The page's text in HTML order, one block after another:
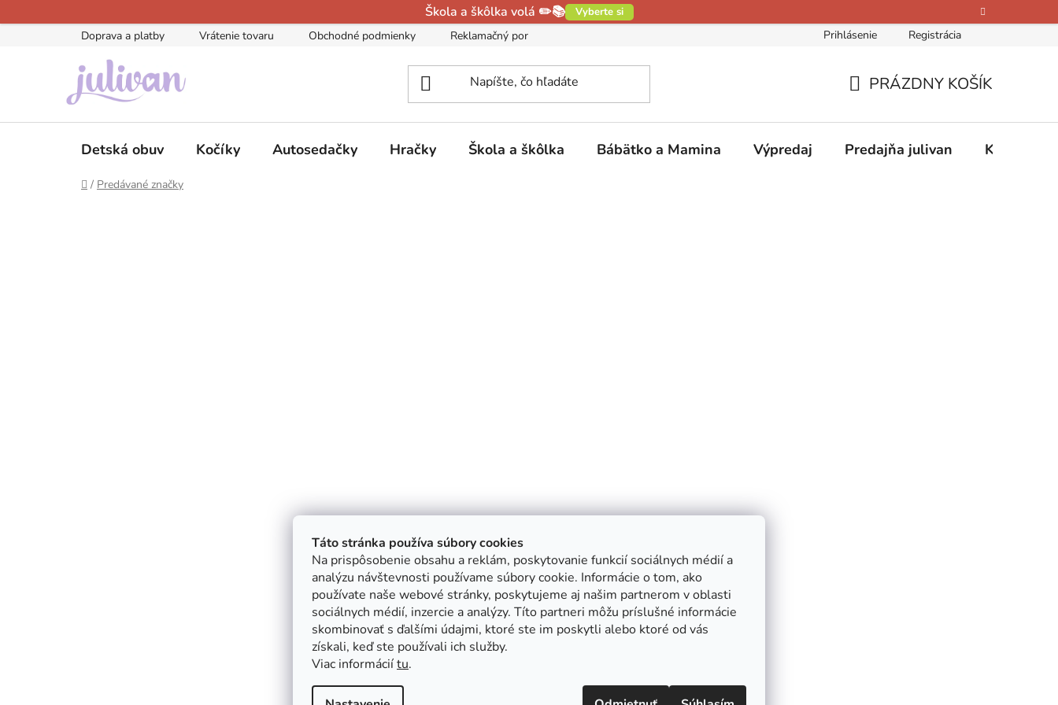
Táto stránka používa súbory cookies
Na prispôsobenie obsahu a reklám, poskytovanie funkcií sociálnych médií a
analýzu návštevnosti používame súbory cookie. Informácie o tom, ako
používate naše webové stránky, poskytujeme aj našim partnerom v oblasti
sociálnych médií, inzercie a analýzy. Títo partneri môžu príslušné informácie
skombinovať s ďalšími údajmi, ktoré ste im poskytli alebo ktoré od vás
získali, keď ste používali ich služby.
Viac informáciítu.
na
Škola a škôlka volá ✏️📚 Vyberte si
Doprava a platby Vrátenie tovaru Obchodné podmienky Reklamačný poriadok Kontakty O nás Hodnotenie obchodu
Prihlásenie Registrácia
KOŠÍK
PRÁZDNY KOŠÍK
Detská obuv Kočíky Autosedačky Hračky Škola a škôlka Bábätko a Mamina Výpredaj Predajňa julivan Kontakty
Domov
/ Predávané značky